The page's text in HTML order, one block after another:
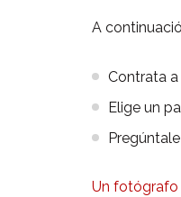
A
Contrata
Elige un
Un fotógrafo